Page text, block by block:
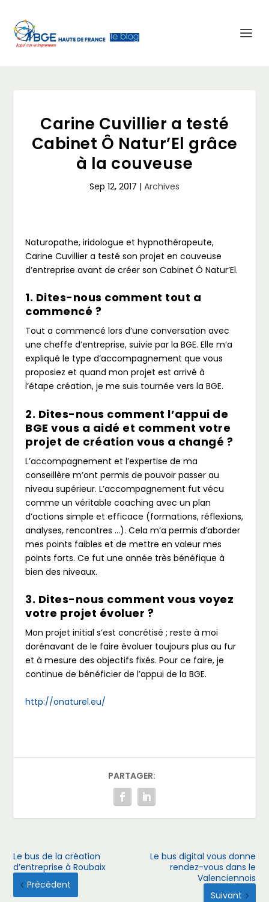
Carine Cuvillier a testé
Cabinet Ô Natur’El grâce
à la couveuse
Sep 12, 2017 | Archives
Naturopathe, iridologue et hypnothérapeute,
Carine Cuvillier a testé son projet en couveuse
d’entreprise avant de créer son Cabinet Ô Natur’El.
1. Dites-nous comment tout a
commencé ?
Tout a commencé lors d’une conversation avec
une cheffe d’entreprise, suivie par la BGE. Elle m’a
expliqué le type d’accompagnement que vous
proposiez et quand mon projet est arrivé à
l’étape création, je me suis tournée vers la BGE.
2. Dites-nous comment l’appui de
BGE vous a aidé et comment votre
projet de création vous a changé ?
L’accompagnement et l’expertise de ma
conseillère m’ont permis de pouvoir passer au
niveau supérieur. L’accompagnement fut vécu
comme un véritable coaching avec un plan
d’actions simple et efficace (formations, réflexions,
analyses, rencontres …). Cela m’a permis d’aborder
mes points faibles et de mettre en valeur mes
points forts. Ce fut une année très bénéfique à
bien des niveaux.
3. Dites-nous comment vous voyez
votre projet évoluer ?
Mon projet initial s’est concrétisé ; reste à moi
dorénavant de le faire évoluer toujours plus au fur
et à mesure des objectifs fixés. Pour ce faire, je
continue de bénéficier de l’appui de la BGE.
http://onaturel.eu/
PARTAGER:
Le bus de la création
d’entreprise à Roubaix
Précédent
Le bus digital vous donne
rendez-vous dans le
Valenciennois
Suivant